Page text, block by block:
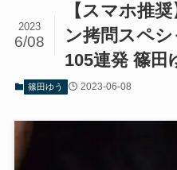
【スマホ推
ン拷問スペ
105連発 篠田
2023
6/08
篠田ゆう 2023-06-08